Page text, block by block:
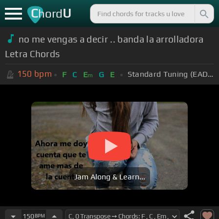
ChordU
no me vengas a decir .. banda la arrolladora
Letra Chords
150 bpm F C Em G E Standard Tuning (EADGBE)
Jam Along & Learn...
150BPM